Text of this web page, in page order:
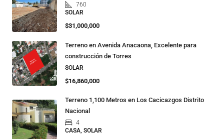
760
SOLAR
$31,000,000
Terreno en Avenida Anacaona, Excelente para
construcción de Torres
SOLAR
$16,860,000
Terreno 1,100 Metros en Los Cacicazgos Distrito
Nacional
4
CASA, SOLAR